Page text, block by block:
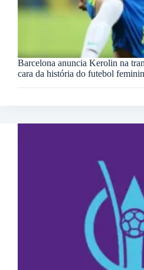
Barcelona anuncia Kerolin na
cara da história do futebol